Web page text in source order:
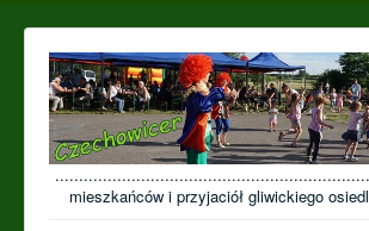
mieszkańców i przyjaciół gliwickiego